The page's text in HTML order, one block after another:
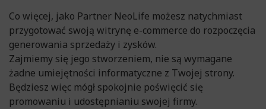
Co więcej, jako Partner NeoLife możesz natychmiast
przygotować swoją witrynę e-commerce do rozpoczęcia
generowania sprzedaży i zysków.
Zajmiemy się jego stworzeniem, nie są wymagane
żadne umiejętności informatyczne z Twojej strony.
Będziesz więc mógł spokojnie poświęcić się
promowaniu i udostępnianiu swojej firmy.